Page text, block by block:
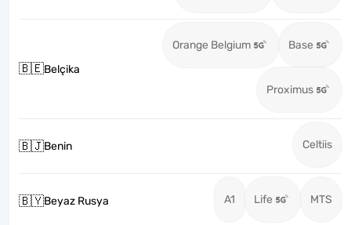
🇧🇪Belçika
Orange Belgium Base
Proximus
🇧🇯Benin Celtiis
🇧🇾Beyaz Rusya A1 Life MTS